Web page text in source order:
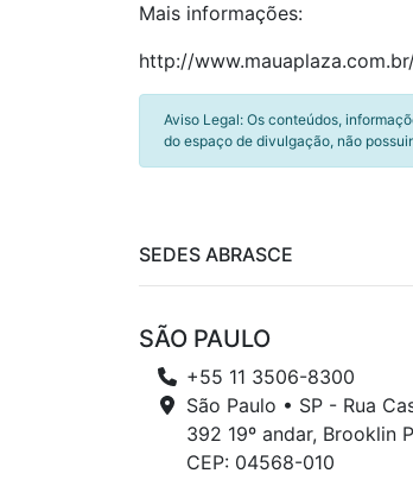
Mais informações:
http://
Aviso Legal: Os conteúdos,
do espaço de divulgação, não
SEDES ABRASCE
SÃO PAULO
+55 11 3506-8300
São Paulo • SP - Rua
392 19º andar, Brooklin
CEP: 04568-010